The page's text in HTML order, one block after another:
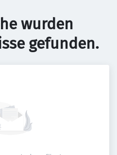
wurden
gefunden.